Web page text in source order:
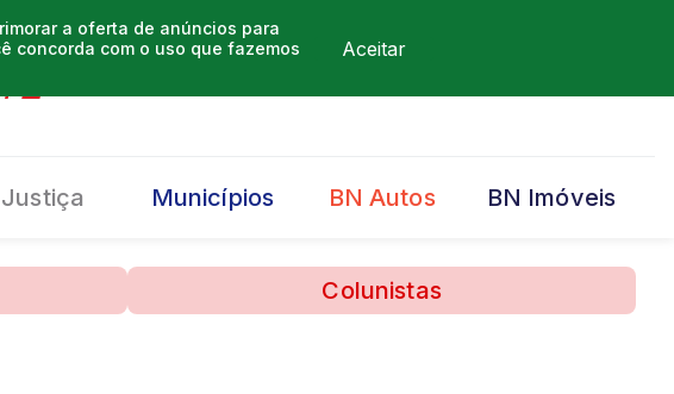
a oferta de anúncios para
concorda com o uso que fazemos
Aceitar
Justiça Municípios BN Autos BN Imóveis
Colunistas